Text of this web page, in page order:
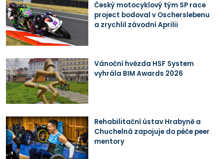
Český motocyklový tým SP race
project bodoval v Oscherslebenu
a zrychlil závodní Aprilii
Vánoční hvězda HSF System
vyhrála BIM Awards 2026
Rehabilitační ústav Hrabyně a
Chuchelná zapojuje do péče peer
mentory